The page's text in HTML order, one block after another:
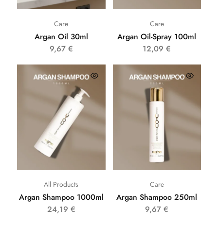
Care
Argan Oil 30ml
9,67 €
Care
Argan Oil-Spray 100ml
12,09€
All Products
Argan Shampoo 1000ml
24,19 €
Care
Argan Shampoo 250ml
9,67€